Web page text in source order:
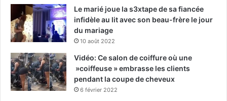
Le marié joue la s3xtape de sa fiancée
infidèle au lit avec son beau-frère le jour
du mariage
10 août 2022
Vidéo: Ce salon de coiffure où une
»coiffeuse » embrasse les clients
pendant la coupe de cheveux
6 février 2022